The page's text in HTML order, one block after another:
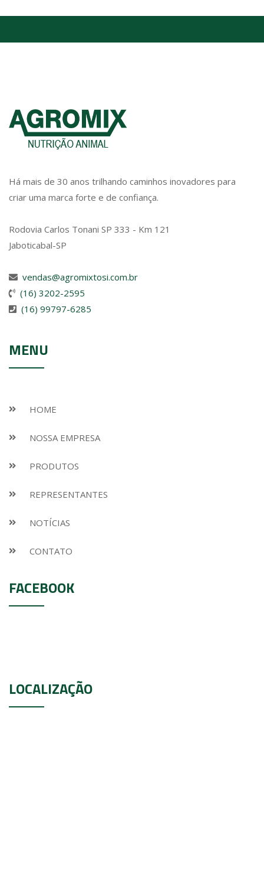
Há mais de 30 anos trilhando caminhos inovadores para
criar uma marca forte e de confiança.
Rodovia Carlos Tonani SP 333 - Km 121
Jaboticabal-SP
vendas@agromixtosi.com.br
(16) 3202-2595
(16) 99797-6285
MENU
HOME
NOSSA EMPRESA
PRODUTOS
REPRESENTANTES
NOTÍCIAS
CONTATO
FACEBOOK
LOCALIZAÇÃO